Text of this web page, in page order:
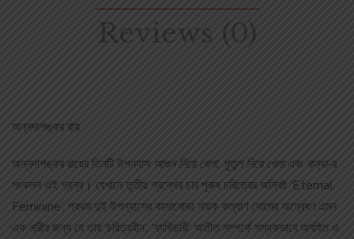
Reviews (0)
অন্নদাশঙ্কর রায়
অন্নদাশঙ্কর রায়ের তিনটি উপন্যাস আগুন নিয়ে খেলা, পুতুল নিয়ে খেলাএবং কন্যা-র
সংকলন এই গ্রন্থ। যেখানে তৃতীয় গ্রন্থের চার পুরুষ চরিত্রের অন্বিষ্ট ‘Eternal
Feminine’, প্রথম দুই উপন্যাসের কাসানোভা নায়ক কল্যাণ সোমের অন্বেষণ এমন
এক নারীর জন্য যে তার ‘চরিত্রহীন’, ‘ব্যভিচারী’ অতীত সম্পর্কে সম্যকভাবে অবহিত ও